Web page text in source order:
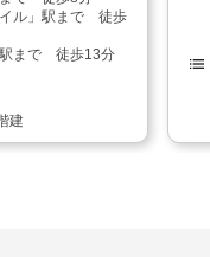
イル」駅まで 徒歩
まで 徒歩13分
建